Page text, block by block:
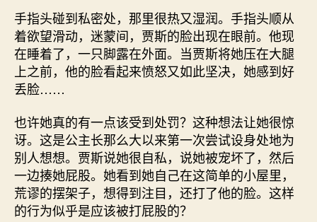
手指头碰到私密处，那里很热又湿润。手指头顺从
着欲望滑动，迷蒙间，贾斯的脸出现在眼前。他现
在睡着了，一只脚露在外面。当贾斯将她压在大腿
上之前，他的脸看起来愤怒又如此坚决，她感到好
丢脸……
也许她真的有一点该受到处罚？这种想法让她很惊
讶。这是公主长那么大以来第一次尝试设身处地为
别人想想。贾斯说她很自私，说她被宠坏了，然后
一边揍她屁股。她看到她自己在这简单的小屋里，
荒谬的摆架子，想得到注目，还打了他的脸。这样
的行为似乎是应该被打屁股的？